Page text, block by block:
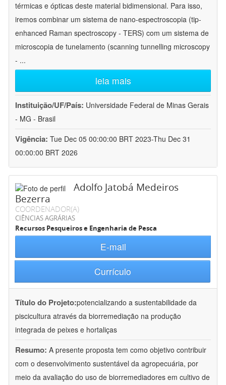
térmicas e ópticas deste material bidimensional. Para isso,
iremos combinar um sistema de nano-espectroscopia (tip-
enhanced Raman spectroscopy - TERS) com um sistema de
microscopia de tunelamento (scanning tunnelling microscopy
- ...
leia mais
Instituição/UF/País: Universidade Federal de Minas Gerais
- MG - Brasil
Vigência: Tue Dec 05 00:00:00 BRT 2023-Thu Dec 31
00:00:00 BRT 2026
Adolfo Jatobá Medeiros
Bezerra
COORDENADOR(A)
CIÊNCIAS AGRÁRIAS
Recursos Pesqueiros e Engenharia de Pesca
E-mail
Currículo
Título do Projeto:potencializando a sustentabilidade da
piscicultura através da biorremediação na produção
integrada de peixes e hortaliças
Resumo: A presente proposta tem como objetivo contribuir
com o desenvolvimento sustentável da agropecuária, por
meio da avaliação do uso de biorremediadores em cultivo de